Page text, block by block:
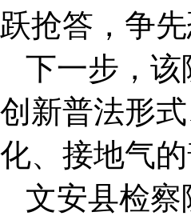
跃抢答，争
下一步，
创新普法形
化、接地气
文安县检